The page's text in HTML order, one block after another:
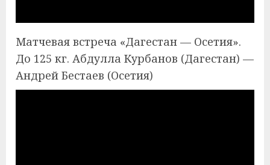
Матчевая встреча «Дагестан — Осетия».
До 125 кг. Абдулла Курбанов (Дагестан) —
Андрей Бестаев (Осетия)